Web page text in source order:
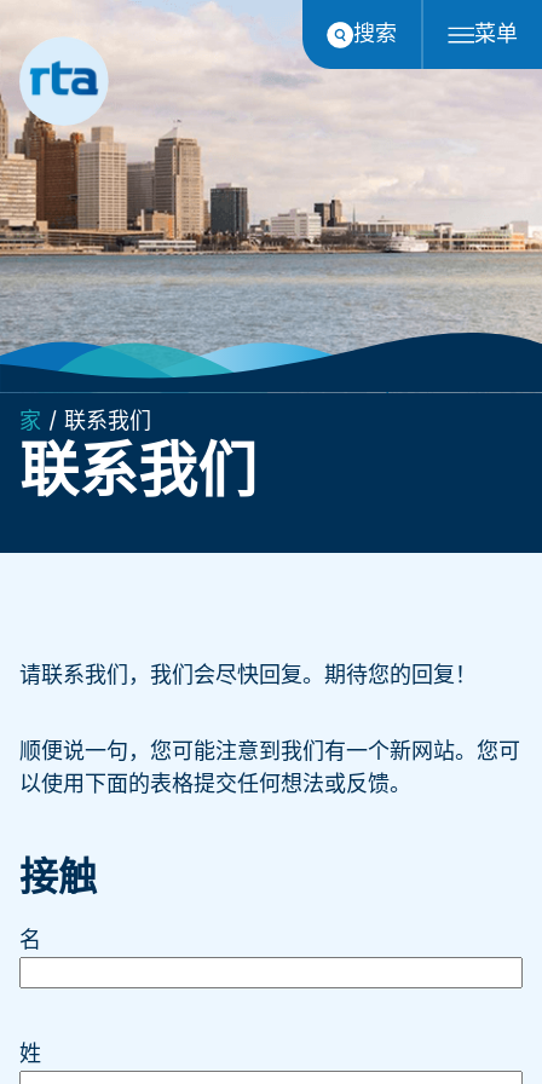
内
容
搜索 菜单
家 / 联系我们
联系我们
请联系我们，我们会尽快回复。期待您的回复！
顺便说一句，您可能注意到我们有一个新网站。您可
以使用下面的表格提交任何想法或反馈。
接触
名
姓